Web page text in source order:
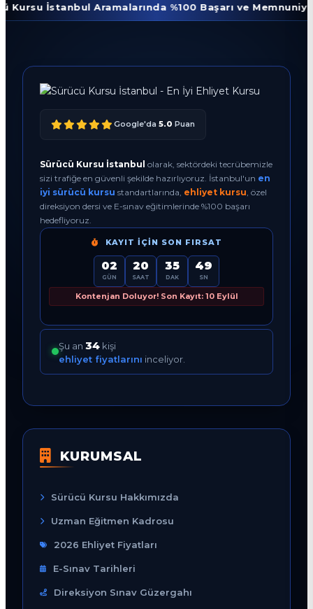
Aramalarında %100 Başarı ve Memnuniyet Oranı
Google'da 5.0 Puan
Sürücü Kursu İstanbul olarak, sektördeki tecrübemizle
sizi trafiğe en güvenli şekilde hazırlıyoruz. İstanbul'un en
iyi sürücü kursu standartlarında, ehliyet kursu , özel
direksiyon dersi ve E-sınav eğitimlerinde %100 başarı
hedefliyoruz.
KAYIT İÇIN SON FIRSAT
02
GÜN
20
SAAT
35
DAK
48
SN
Kontenjan Doluyor! Son Kayıt: 10 Eylül
Şu an 33kişi
ehliyet fiyatlarını inceliyor.
KURUMSAL
Sürücü Kursu Hakkımızda
Uzman Eğitmen Kadrosu
2026 Ehliyet Fiyatları
E-Sınav Tarihleri
Direksiyon Sınav Güzergahı